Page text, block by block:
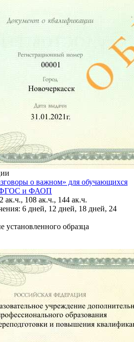
о важном» для обучающихся
ФГОС и ФАОП
ак.ч., 108 ак.ч., 144 ак.ч.
6 дней, 12 дней, 18 дней, 24
установленного образца